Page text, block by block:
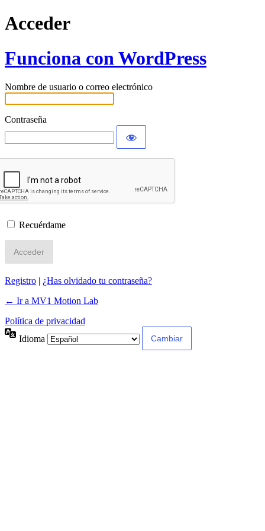
Acceder
Funciona con WordPress
Nombre de usuario o correo electrónico
Contraseña
Recuérdame
Registro | ¿Has olvidado tu contraseña?
← Ir a MV1 Motion Lab
Política de privacidad
Idioma